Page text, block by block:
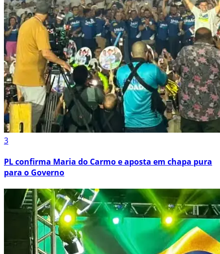
3
PL confirma Maria do Carmo e aposta em chapa pura
para o Governo